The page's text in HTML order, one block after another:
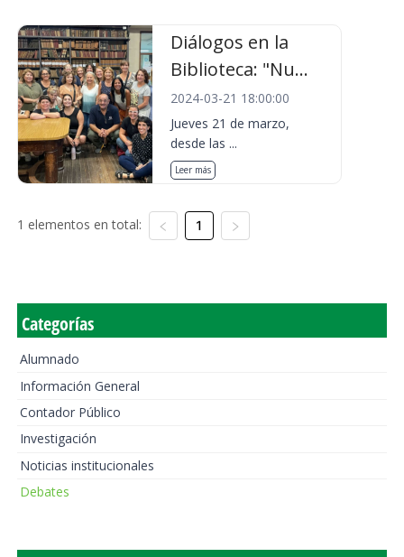
Diálogos en la
Biblioteca: "Nu...
2024-03-21 18:00:00
Jueves 21 de marzo,
desde las ...
Leer más
1 elementos en total: 1
Categorías
Alumnado
Información General
Contador Público
Investigación
Noticias institucionales
Debates